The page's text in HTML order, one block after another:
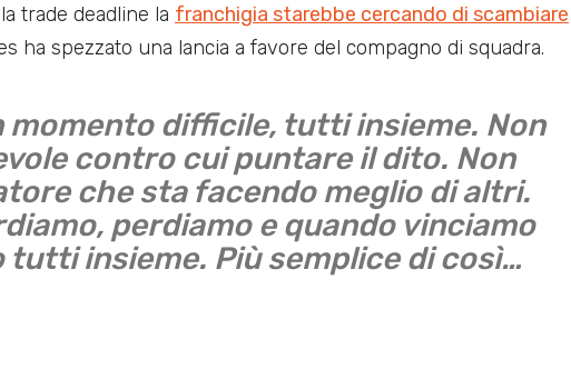
trade deadline la franchigia starebbe cercando di scambiare
ha spezzato una lancia a favore del compagno di squadra.
momento difficile, tutti insieme. Non
contro cui puntare il dito. Non
che sta facendo meglio di altri.
perdiamo e quando vinciamo
tutti insieme. Più semplice di così…